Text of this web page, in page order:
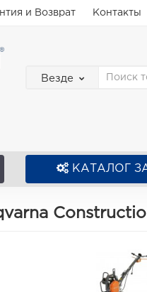
и Возврат Контакты
Везде
КАТАЛОГ